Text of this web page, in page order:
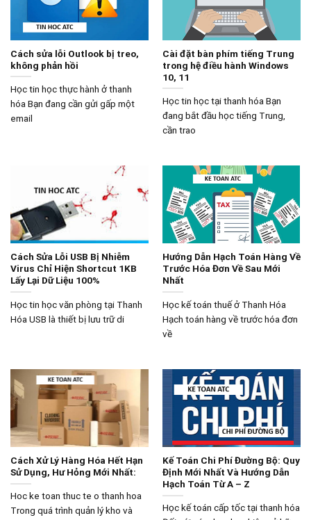
Cách sửa lỗi Outlook bị treo,
không phản hồi
Học tin học thực hành ở thanh
hóa Bạn đang cần gửi gấp một
email
Cài đặt bàn phím tiếng Trung
trong hệ điều hành Windows
10, 11
Học tin học tại thanh hóa Bạn
đang bắt đầu học tiếng Trung,
cần trao
Cách Sửa Lỗi USB Bị Nhiễm
Virus Chỉ Hiện Shortcut 1KB
Lấy Lại Dữ Liệu 100%
Học tin học văn phòng tại Thanh
Hóa USB là thiết bị lưu trữ di
Hướng Dẫn Hạch Toán Hàng Về
Trước Hóa Đơn Về Sau Mới
Nhất
Học kế toán thuế ở Thanh Hóa
Hạch toán hàng về trước hóa đơn
về
Cách Xử Lý Hàng Hóa Hết Hạn
Sử Dụng, Hư Hỏng Mới Nhất:
Hoc ke toan thuc te o thanh hoa
Trong quá trình quản lý kho và
Kế Toán Chi Phí Đường Bộ: Quy
Định Mới Nhất Và Hướng Dẫn
Hạch Toán Từ A – Z
Học kế toán cấp tốc tại thanh hóa